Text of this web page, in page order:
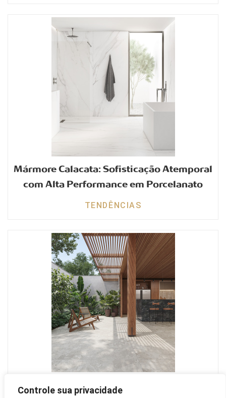
Controle sua privacidade
Mármore Calacata: Sofisticação Atemporal
com Alta Performance em Porcelanato
TENDÊNCIAS
Porcelanato para Área Externa: Segurança